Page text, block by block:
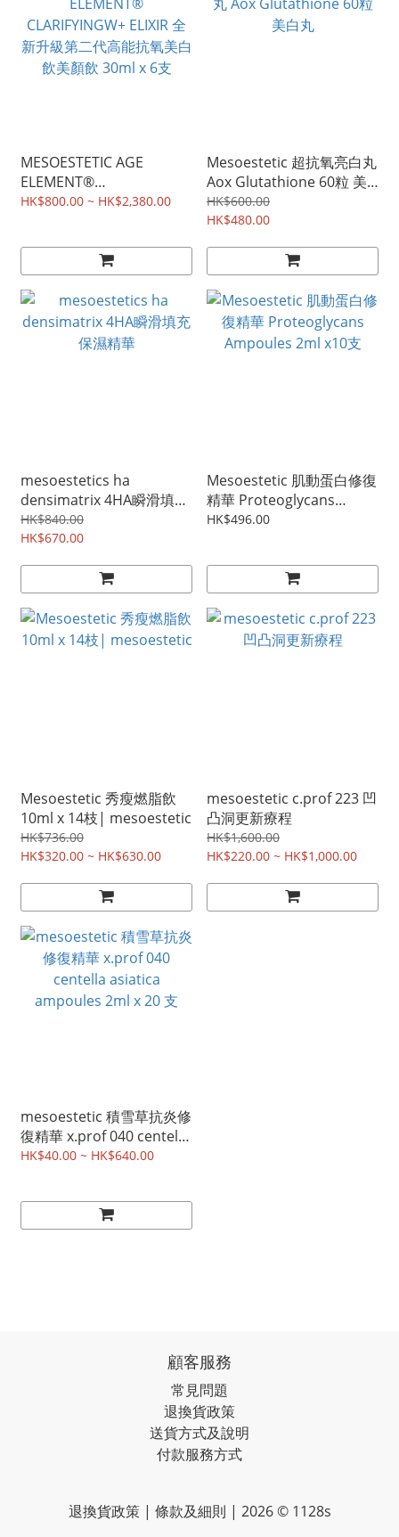
MESOESTETIC AGE
ELEMENT®
CLARIFYINGW+ ELIXIR 全
HK$800.00 ~ HK$2,380.00
Mesoestetic 超抗氧亮白丸
Aox Glutathione 60粒 美
白丸
HK$600.00
HK$480.00
mesoestetics ha
densimatrix 4HA瞬滑填充
保濕精華
HK$840.00
HK$670.00
Mesoestetic 肌動蛋白修復
精華 Proteoglycans
Ampoules 2ml x10支
HK$496.00
Mesoestetic 秀瘦燃脂飲
10ml x 14枝| mesoestetic
HK$736.00
HK$320.00 ~ HK$630.00
mesoestetic c.prof 223 凹
凸洞更新療程
HK$1,600.00
HK$220.00 ~ HK$1,000.00
mesoestetic 積雪草抗炎修
復精華 x.prof 040 centella
asiatica ampoules 2ml x
HK$40.00 ~ HK$640.00
顧客服務
常見問題
退換貨政策
送貨方式及說明
付款服務方式
退換貨政策 | 條款及細則 | 2026 © 1128s